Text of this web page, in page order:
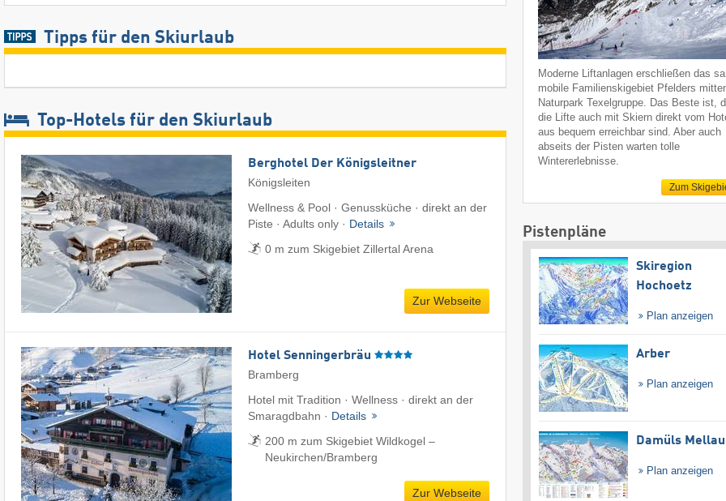
Tipps für den Skiurlaub
Top-Hotels für den Skiurlaub
Berghotel Der Königsleitner
Königsleiten
Wellness & Pool · Genussküche · direkt an der
Piste · Adults only · Details
0 m zum Skigebiet Zillertal Arena
Zur Webseite
Hotel Senningerbräu
Bramberg
Hotel mit Tradition · Wellness · direkt an der
Smaragdbahn · Details
200 m zum Skigebiet Wildkogel –
Neukirchen/​Bramberg
Zur Webseite
Moderne Liftanlagen erschließen das
mobile Familienskigebiet Pfelders
Naturpark Texelgruppe. Das Beste ist,
die Lifte auch mit Skiern direkt vom
aus bequem erreichbar sind. Aber auch
abseits der Pisten warten tolle
Wintererlebnisse.
Zum
Pistenpläne
Skiregion
Hochoetz
Plan anzeigen
Arber
Plan anzeigen
Damüls Mellau
Plan anzeigen